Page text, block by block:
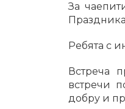
За
Ребята с
Встреча
встречи
добру и